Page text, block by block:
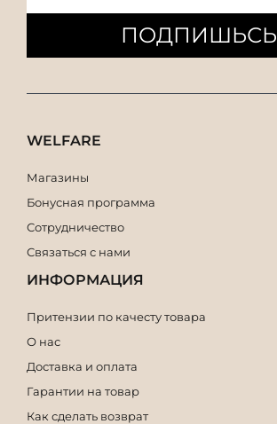
ПОДПИШЬСЬ
WELFARE
Магазины
Бонусная программа
Сотрудничество
Связаться с нами
ИНФОРМАЦИЯ
Притензии по качесту товара
О нас
Доставка и оплата
Гарантии на товар
Как сделать возврат